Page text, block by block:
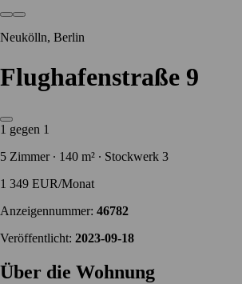
Neukölln, Berlin
Flughafenstraße 9
1 gegen 1
5 Zimmer ∙ 140 m² ∙ Stockwerk 3
1 349 EUR/Monat
Anzeigennummer: 46782
Veröffentlicht: 2023-09-18
Über die Wohnung